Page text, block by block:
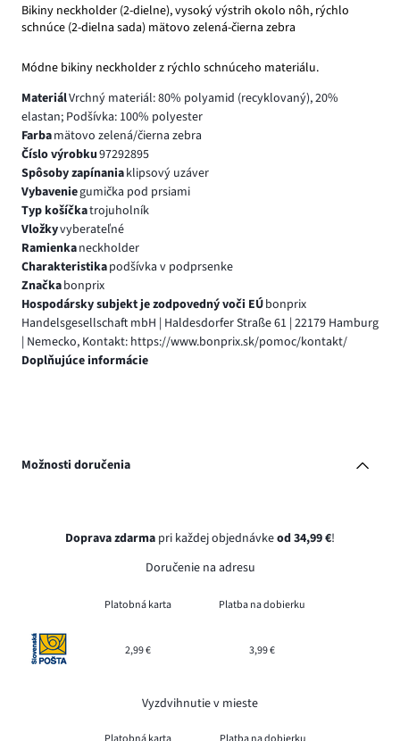
Bikiny neckholder (2-dielne), vysoký výstrih okolo nôh, rýchlo
schnúce (2-dielna sada) mätovo zelená-čierna zebra
Módne bikiny neckholder z rýchlo schnúceho materiálu.
MateriálVrchný materiál: 80% polyamid (recyklovaný), 20%
elastan; Podšívka: 100% polyester
Farbamätovo zelená/čierna zebra
Číslo výrobku97292895
Spôsoby zapínaniaklipsový uzáver
Vybaveniegumička pod prsiami
Typ košíčkatrojuholník
Vložkyvyberateľné
Ramienkaneckholder
Charakteristikapodšívka v podprsenke
Značkabonprix
Hospodársky subjekt je zodpovedný voči EÚbonprix
Handelsgesellschaft mbH | Haldesdorfer Straße 61 | 22179 Hamburg
| Nemecko, Kontakt: https://www.bonprix.sk/pomoc/kontakt/
Doplňujúce informácie
Možnosti doručenia
Doprava zdarma pri každej objednávkeod 34,99 €!
Doručenie na adresu
Platobná karta Platba na dobierku
2,99 € 3,99 €
Vyzdvihnutie v mieste